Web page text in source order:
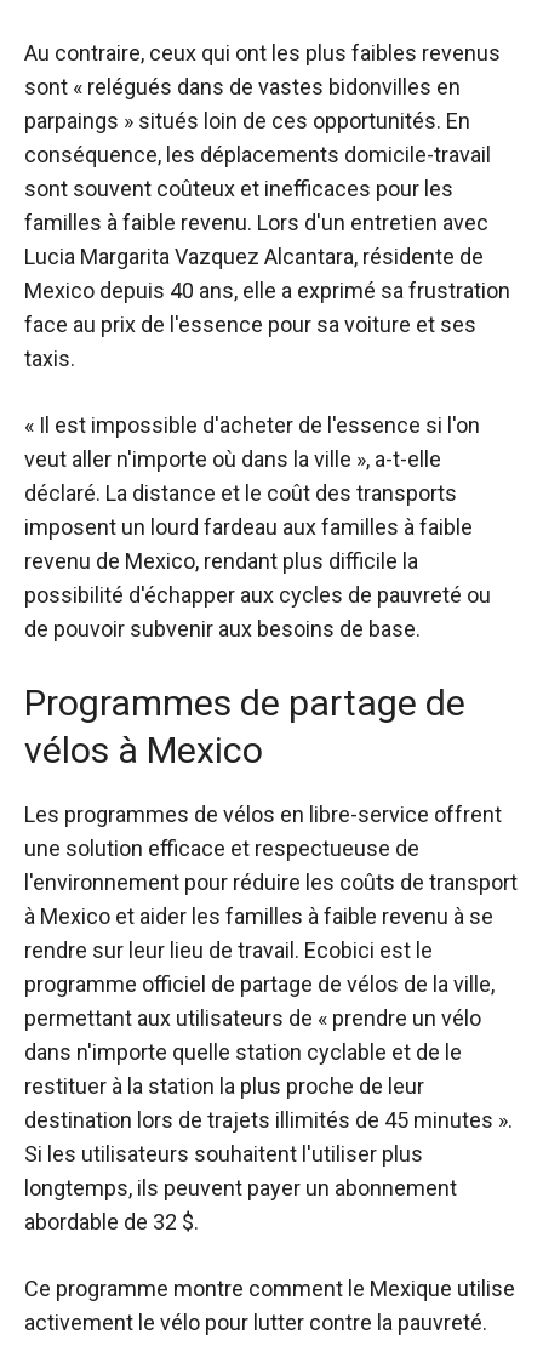
Au contraire, ceux qui ont les plus faibles revenus
sont « relégués dans de vastes bidonvilles en
parpaings » situés loin de ces opportunités. En
conséquence, les déplacements domicile-travail
sont souvent coûteux et inefficaces pour les
familles à faible revenu. Lors d'un entretien avec
Lucia Margarita Vazquez Alcantara, résidente de
Mexico depuis 40 ans, elle a exprimé sa frustration
face au prix de l'essence pour sa voiture et ses
taxis.
« Il est impossible d'acheter de l'essence si l'on
veut aller n'importe où dans la ville », a-t-elle
déclaré. La distance et le coût des transports
imposent un lourd fardeau aux familles à faible
revenu de Mexico, rendant plus difficile la
possibilité d'échapper aux cycles de pauvreté ou
de pouvoir subvenir aux besoins de base.
Programmes de partage de
vélos à Mexico
Les programmes de vélos en libre-service offrent
une solution efficace et respectueuse de
l'environnement pour réduire les coûts de transport
à Mexico et aider les familles à faible revenu à se
rendre sur leur lieu de travail. Ecobici est le
programme officiel de partage de vélos de la ville,
permettant aux utilisateurs de « prendre un vélo
dans n'importe quelle station cyclable et de le
restituer à la station la plus proche de leur
destination lors de trajets illimités de 45 minutes ».
Si les utilisateurs souhaitent l'utiliser plus
longtemps, ils peuvent payer un abonnement
abordable de 32 $.
Ce programme montre comment le Mexique utilise
activement le vélo pour lutter contre la pauvreté.